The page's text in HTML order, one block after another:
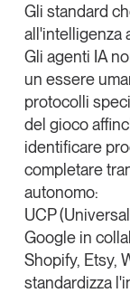
Tendenze è il
modo
consumo e
consumatori
GS1 Italy
GS1 Italy
Gli standard
all'intelligenza
Gli agenti IA
un essere
protocolli
del gioco
identificare
completare
autonomo:
UCP
Google in
Shopify, Etsy,
standardizza